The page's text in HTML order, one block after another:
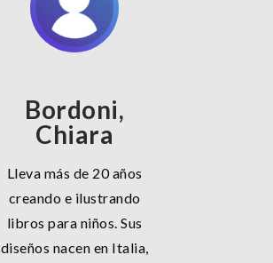
Bordoni,
Chiara
Lleva más de 20 años
creando e ilustrando
libros para niños. Sus
diseños nacen en Italia,